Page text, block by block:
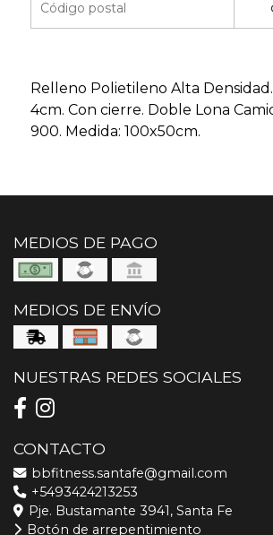
Relleno Polietileno Alta Densidad.
4cm. Con cierre. Doble Lona
900. Medida: 100x50cm.
MEDIOS DE PAGO
MEDIOS DE ENVÍO
NUESTRAS REDES SOCIALES
CONTACTO
bbfitness.santafe@gmail.com
+5493424213253
Pje. Bustamante 3941, Santa Fe
Botón de arrepentimiento